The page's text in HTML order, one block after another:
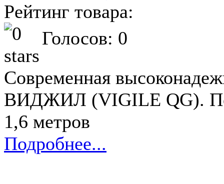
Рейтинг товара:
Голосов: 0
Современная
ВИДЖИЛ (VIGILE QG).
1,6 метров
Подробнее...